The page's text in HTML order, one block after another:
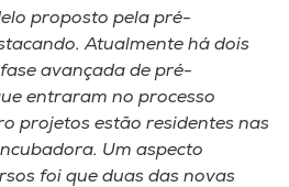
proposto pela pré-
Atualmente há dois
avançada de pré-
entraram no processo
projetos estão residentes nas
Um aspecto
foi que duas das novas